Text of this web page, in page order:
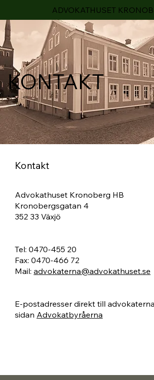
ADVOKATHUSET
KONTAKT
Kontakt
Advokathuset Kronoberg HB
Kronobergsgatan 4
352 33 Växjö
Tel: 0470-455 20
Fax: 0470-466 72
Mail: advokaterna@advokathuset.se
E-postadresser direkt till
sidan Advokatbyråerna